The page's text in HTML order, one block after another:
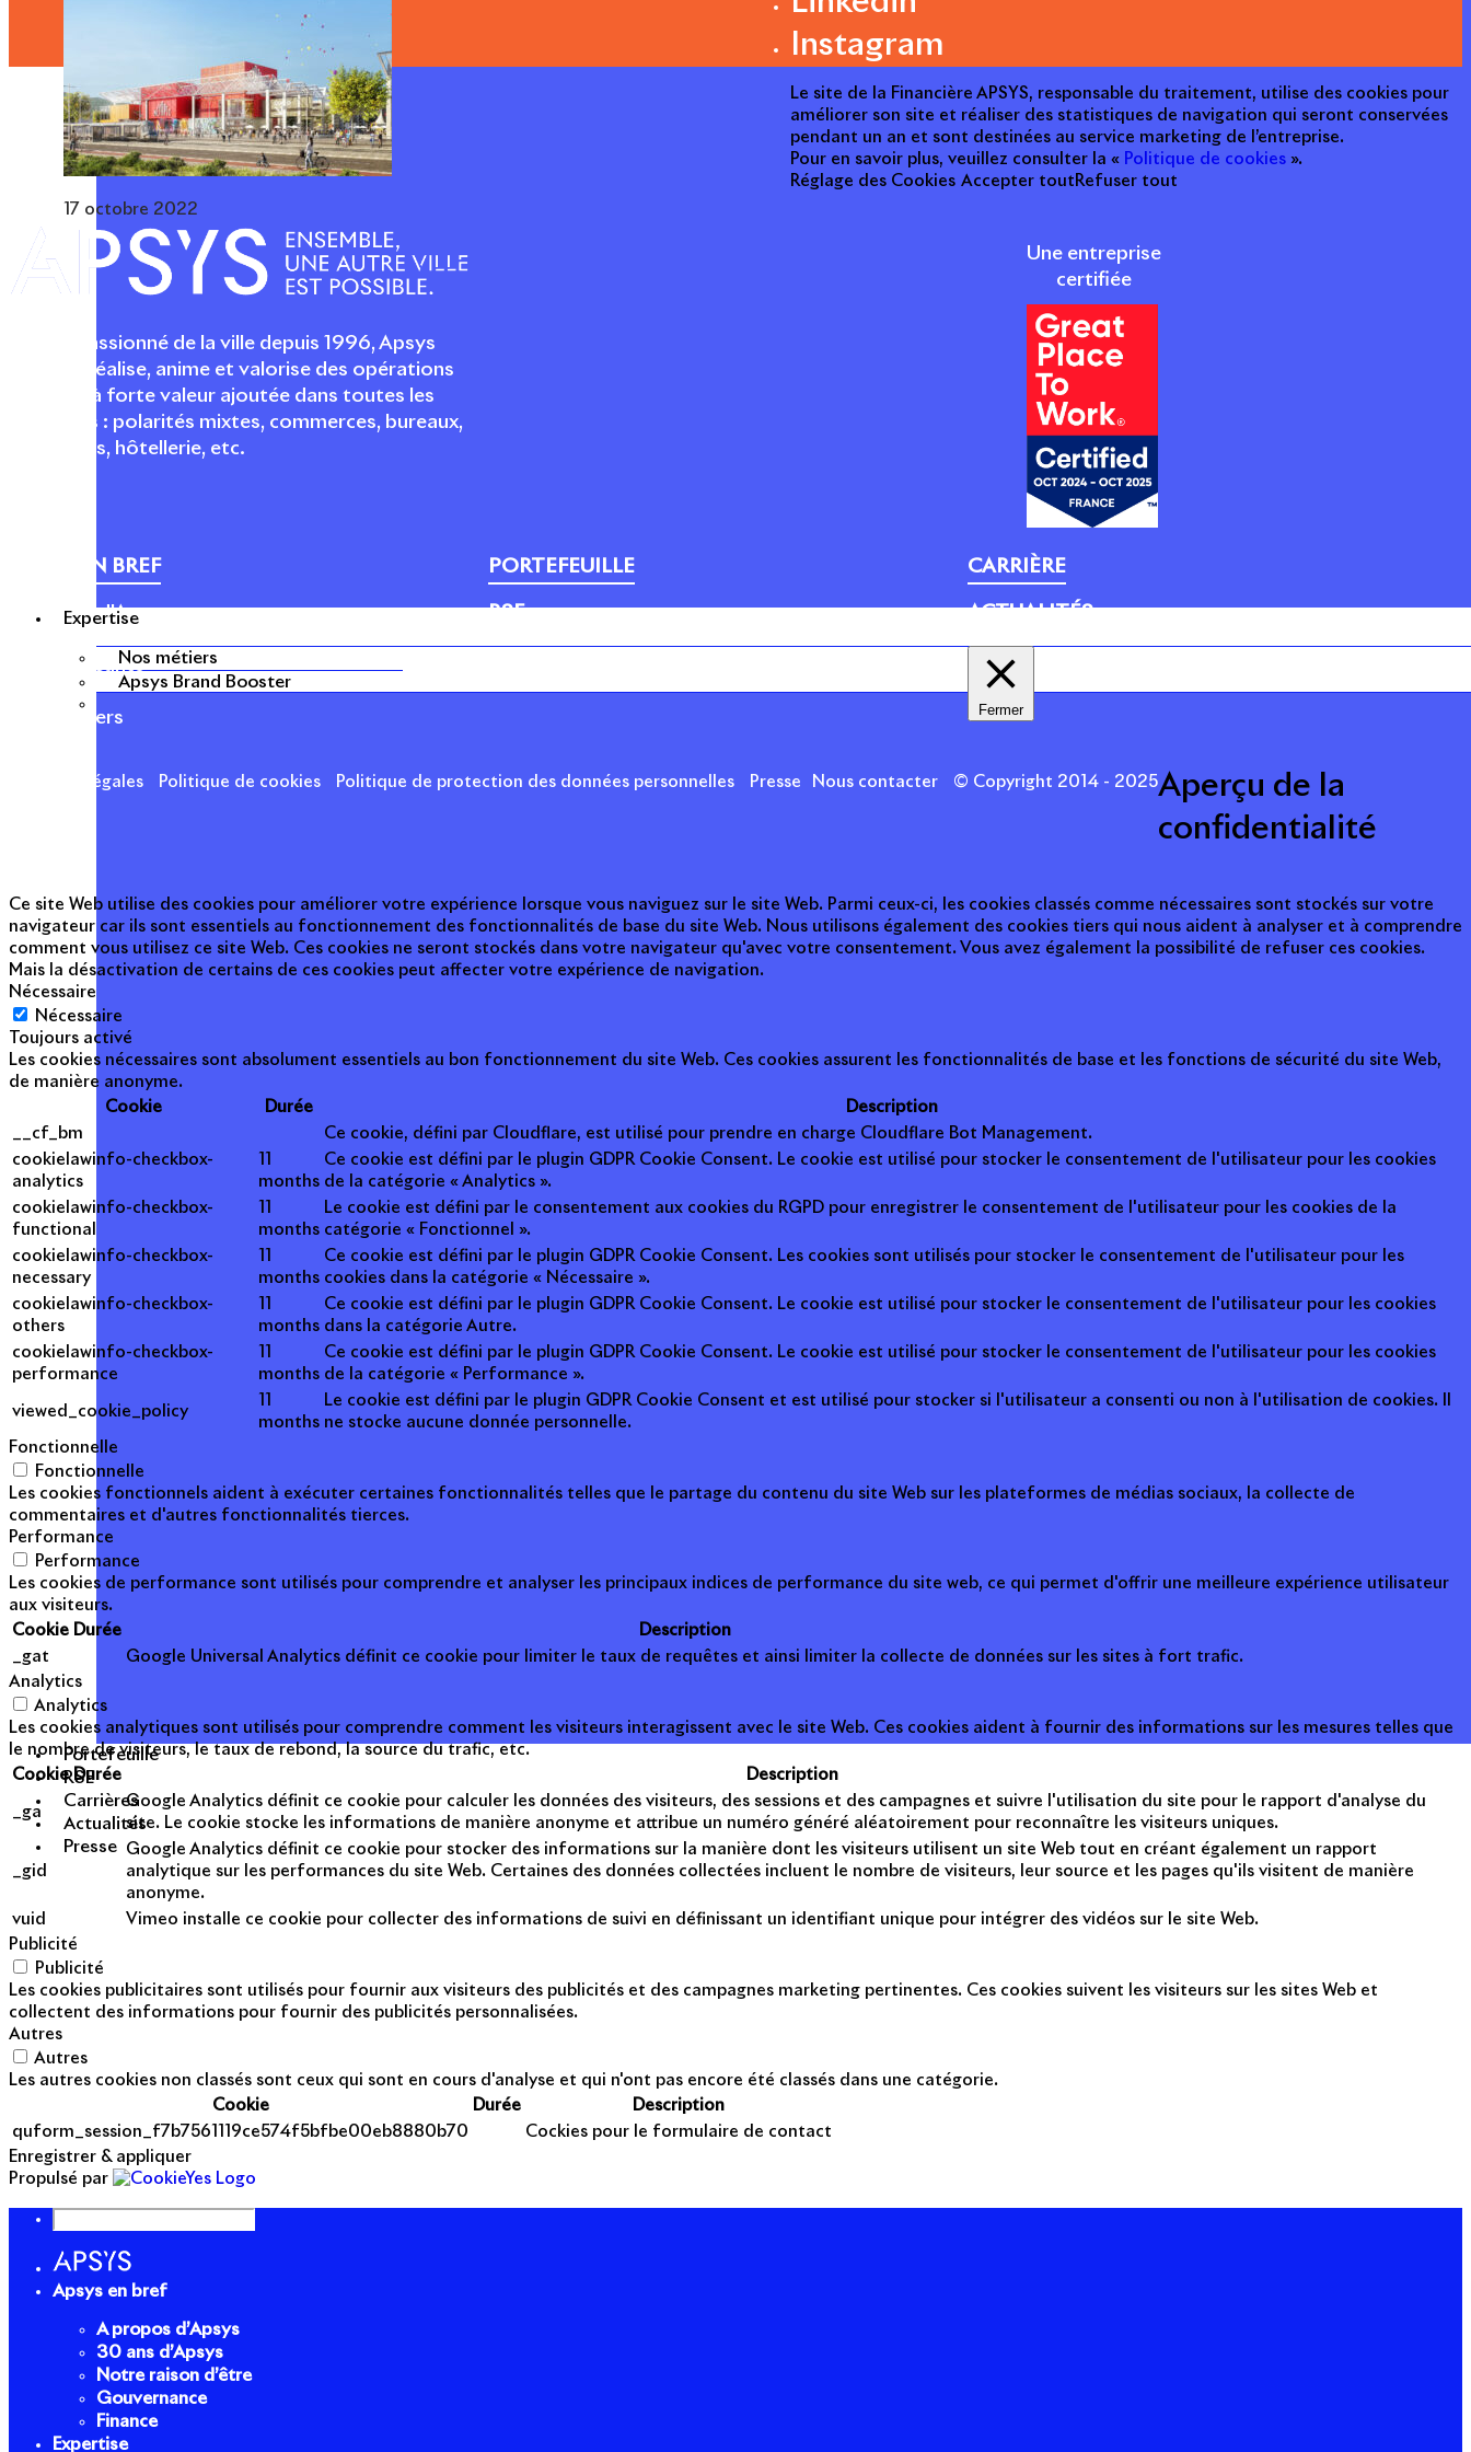
Expertise
Nos métiers
Apsys Brand Booster
Portefeuille
RSE
Carrières
Actualités
Presse
17 octobre 2022
Acteur passionné de la ville depuis 1996, Apsys
conçoit, réalise, anime et valorise des opérations
urbaines à forte valeur ajoutée dans toutes les
fonctions : polarités mixtes, commerces, bureaux,
logements, hôtellerie, etc.
Une entreprise
certifiée
APSYS EN BREF
À propos d'Apsys
Nos dirigeants
Nos métiers
PORTEFEUILLE
RSE
CARRIÈRE
ACTUALITÉS
Mentions légales Politique de cookies Politique de protection des données personnelles Presse Nous contacter © Copyright 2014 - 2025
Instagram
Le site de la Financière APSYS, responsable du traitement, utilise des cookies pour
améliorer son site et réaliser des statistiques de navigation qui seront conservées
pendant un an et sont destinées au service marketing de l’entreprise.
Pour en savoir plus, veuillez consulter la « Politique de cookies ».
Réglage des Cookies Accepter tout Refuser tout
Fermer
Aperçu de la
confidentialité
Ce site Web utilise des cookies pour améliorer votre expérience lorsque vous naviguez sur le site Web. Parmi ceux-ci, les cookies classés comme nécessaires sont stockés sur votre
navigateur car ils sont essentiels au fonctionnement des fonctionnalités de base du site Web. Nous utilisons également des cookies tiers qui nous aident à analyser et à comprendre
comment vous utilisez ce site Web. Ces cookies ne seront stockés dans votre navigateur qu'avec votre consentement. Vous avez également la possibilité de refuser ces cookies.
Mais la désactivation de certains de ces cookies peut affecter votre expérience de navigation.
Nécessaire
Nécessaire
Toujours activé
Les cookies nécessaires sont absolument essentiels au bon fonctionnement du site Web. Ces cookies assurent les fonctionnalités de base et les fonctions de sécurité du site Web,
de manière anonyme.
Cookie
Durée
Description
__cf_bm
Ce cookie, défini par Cloudflare, est utilisé pour prendre en charge Cloudflare Bot Management.
cookielawinfo-checkbox-
analytics
months
Ce cookie est défini par le plugin GDPR Cookie Consent. Le cookie est utilisé pour stocker le consentement de l'utilisateur pour les cookies
de la catégorie « Analytics ».
cookielawinfo-checkbox-
functional
months
Le cookie est défini par le consentement aux cookies du RGPD pour enregistrer le consentement de l'utilisateur pour les cookies de la
catégorie « Fonctionnel ».
cookielawinfo-checkbox-
necessary
months
Ce cookie est défini par le plugin GDPR Cookie Consent. Les cookies sont utilisés pour stocker le consentement de l'utilisateur pour les
cookies dans la catégorie « Nécessaire ».
cookielawinfo-checkbox-
others
months
Ce cookie est défini par le plugin GDPR Cookie Consent. Le cookie est utilisé pour stocker le consentement de l'utilisateur pour les cookies
dans la catégorie Autre.
cookielawinfo-checkbox-
performance
months
Ce cookie est défini par le plugin GDPR Cookie Consent. Le cookie est utilisé pour stocker le consentement de l'utilisateur pour les cookies
de la catégorie « Performance ».
viewed_cookie_policy
months
Le cookie est défini par le plugin GDPR Cookie Consent et est utilisé pour stocker si l'utilisateur a consenti ou non à l'utilisation de cookies. Il
ne stocke aucune donnée personnelle.
Fonctionnelle
Fonctionnelle
Les cookies fonctionnels aident à exécuter certaines fonctionnalités telles que le partage du contenu du site Web sur les plateformes de médias sociaux, la collecte de
commentaires et d'autres fonctionnalités tierces.
Performance
Performance
Les cookies de performance sont utilisés pour comprendre et analyser les principaux indices de performance du site web, ce qui permet d'offrir une meilleure expérience utilisateur
aux visiteurs.
Cookie Durée
Description
_gat
Google Universal Analytics définit ce cookie pour limiter le taux de requêtes et ainsi limiter la collecte de données sur les sites à fort trafic.
Analytics
Analytics
Les cookies analytiques sont utilisés pour comprendre comment les visiteurs interagissent avec le site Web. Ces cookies aident à fournir des informations sur les mesures telles que
le nombre de visiteurs, le taux de rebond, la source du trafic, etc.
Cookie Durée Description
_ga
Google Analytics définit ce cookie pour calculer les données des visiteurs, des sessions et des campagnes et suivre l'utilisation du site pour le rapport d'analyse du
site. Le cookie stocke les informations de manière anonyme et attribue un numéro généré aléatoirement pour reconnaître les visiteurs uniques.
_gid
Google Analytics définit ce cookie pour stocker des informations sur la manière dont les visiteurs utilisent un site Web tout en créant également un rapport
analytique sur les performances du site Web. Certaines des données collectées incluent le nombre de visiteurs, leur source et les pages qu'ils visitent de manière
anonyme.
vuid
Vimeo installe ce cookie pour collecter des informations de suivi en définissant un identifiant unique pour intégrer des vidéos sur le site Web.
Publicité
Publicité
Les cookies publicitaires sont utilisés pour fournir aux visiteurs des publicités et des campagnes marketing pertinentes. Ces cookies suivent les visiteurs sur les sites Web et
collectent des informations pour fournir des publicités personnalisées.
Autres
Autres
Les autres cookies non classés sont ceux qui sont en cours d'analyse et qui n'ont pas encore été classés dans une catégorie.
Cookie
Durée
Description
quform_session_f7b7561119ce574f5bfbe00eb8880b70
Cockies pour le formulaire de contact
Enregistrer & appliquer
Propulsé par
Apsys en bref
A propos d’Apsys
30 ans d’Apsys
Notre raison d’être
Gouvernance
Finance
Expertise